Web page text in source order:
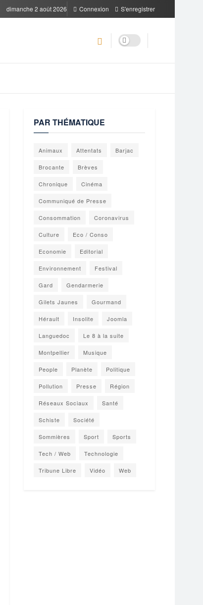
dimanche 2 août 2026 Connexion S'enregistrer
PAR THÉMATIQUE
Animaux Attentats Barjac
Brocante Brèves
Chronique Cinéma
Communiqué de Presse
Consommation Coronavirus
Culture Eco / Conso
Economie Editorial
Environnement Festival
Gard Gendarmerie
Gilets Jaunes Gourmand
Hérault Insolite Joomla
Languedoc Le 8 à la suite
Montpellier Musique
People Planète Politique
Pollution Presse Région
Réseaux Sociaux Santé
Schiste Société
Sommières Sport Sports
Tech / Web Technologie
Tribune Libre Vidéo Web